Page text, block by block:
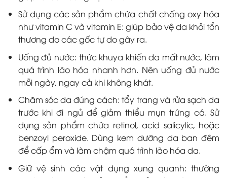
Sử dụng các sản phẩm chứa chất chống oxy hóa
như vitamin C và vitamin E: giúp bảo vệ da khỏi tổn
thương do các gốc tự do gây ra.
Uống đủ nước: thức khuya khiến da mất nước, làm
quá trình lão hóa nhanh hơn. Nên uống đủ nước
mỗi ngày, ngay cả khi không khát.
Chăm sóc da đúng cách: tẩy trang và rửa sạch da
trước khi đi ngủ để giảm thiểu mụn trứng cá. Sử
dụng sản phẩm chứa retinol, acid salicylic, hoặc
benzoyl peroxide. Dùng kem dưỡng da ban đêm
để cấp ẩm và làm chậm quá trình lão hóa da.
Giữ vệ sinh các vật dụng xung quanh: thường